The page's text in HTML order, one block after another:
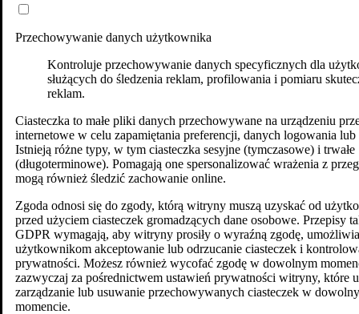
Przechowywanie danych użytkownika
Kontroluje przechowywanie danych specyficznych dla
służących do śledzenia reklam, profilowania i pomiaru
reklam.
Ciasteczka to małe pliki danych przechowywane na urządzeniu
internetowe w celu zapamiętania preferencji, danych logowania lub
Istnieją różne typy, w tym ciasteczka sesyjne (tymczasowe) i trwałe
(długoterminowe). Pomagają one spersonalizować wrażenia z
mogą również śledzić zachowanie online.
Zgoda odnosi się do zgody, którą witryny muszą uzyskać od
przed użyciem ciasteczek gromadzących dane osobowe. Przepisy
GDPR wymagają, aby witryny prosiły o wyraźną zgodę,
użytkownikom akceptowanie lub odrzucanie ciasteczek i
prywatności. Możesz również wycofać zgodę w dowolnym
zazwyczaj za pośrednictwem ustawień prywatności witryny, które
zarządzanie lub usuwanie przechowywanych ciasteczek w
momencie.